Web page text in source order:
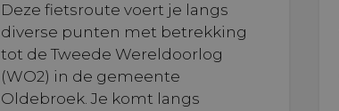
Deze fietsroute voert je langs
diverse punten met betrekking
tot de Tweede Wereldoorlog
(WO2) in de gemeente
Oldebroek. Je komt langs